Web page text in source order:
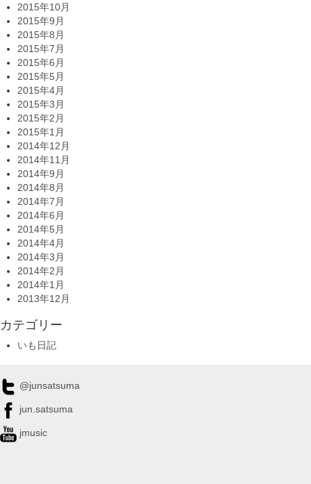
2015年10月
2015年9月
2015年8月
2015年7月
2015年6月
2015年5月
2015年4月
2015年3月
2015年2月
2015年1月
2014年12月
2014年11月
2014年9月
2014年8月
2014年7月
2014年6月
2014年5月
2014年4月
2014年3月
2014年2月
2014年1月
2013年12月
カテゴリー
いも日記
@junsatsuma
jun.satsuma
jmusic